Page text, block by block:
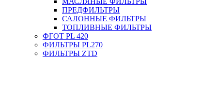
ПРЕДФИЛЬТРЫ
САЛОННЫЕ ФИЛЬТРЫ
ТОПЛИВНЫЕ ФИЛЬТРЫ
ФГОТ PL 420
ФИЛЬТРЫ PL270
ФИЛЬТРЫ ZTD